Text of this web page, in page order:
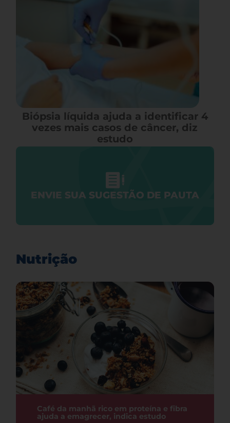
Biópsia líquida ajuda a identificar 4
vezes mais casos de câncer, diz
estudo
ENVIE SUA SUGESTÃO DE PAUTA
Nutrição
Café da manhã rico em proteína e fibra
ajuda a emagrecer, indica estudo